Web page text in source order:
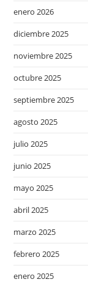
enero 2026
diciembre 2025
noviembre 2025
octubre 2025
septiembre 2025
agosto 2025
julio 2025
junio 2025
mayo 2025
abril 2025
marzo 2025
febrero 2025
enero 2025